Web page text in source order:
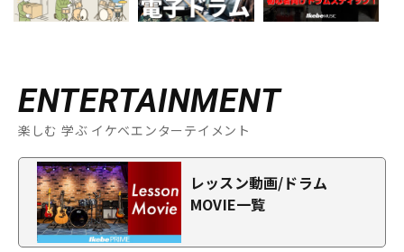
ENTERTAINMENT
楽しむ 学ぶ イケベエンターテイメント
レッスン動画/ドラム
MOVIE一覧